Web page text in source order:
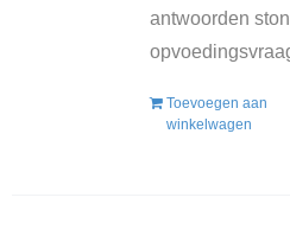
antwoorden
Toevoegen aan
winkelwagen